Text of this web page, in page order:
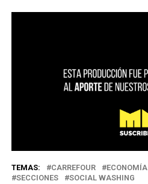
TEMAS: CARREFOUR ECONOMÍA
SECCIONES
SOCIAL WASHING